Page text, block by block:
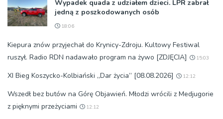
Wypadek quada z udziałem dzieci. LPR zabrał
jedną z poszkodowanych osób
18:06
Kiepura znów przyjechał do Krynicy-Zdroju. Kultowy Festiwal
ruszył. Radio RDN nadawało program na żywo [ZDJĘCIA]
15:03
XI Bieg Koszycko-Kolbiański „Dar życia” [08.08.2026] 12:12
Wszedł bez butów na Górę Objawień. Młodzi wrócili z Medjugorie
z pięknymi przeżyciami
12:12